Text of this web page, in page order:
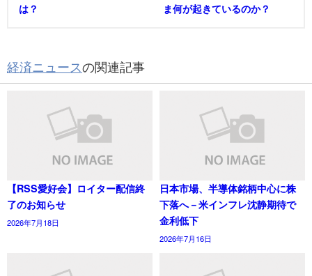
は？
ま何が起きているのか？
経済ニュースの関連記事
【RSS愛好会】ロイター配信終
了のお知らせ
2026年7月18日
日本市場、半導体銘柄中心に株
下落へ－米インフレ沈静期待で
金利低下
2026年7月16日